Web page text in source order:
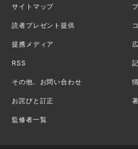
サイトマップ
読者プレゼント提供
提携メディア
RSS
その他、お問い合わせ
お詫びと訂正
監修者一覧